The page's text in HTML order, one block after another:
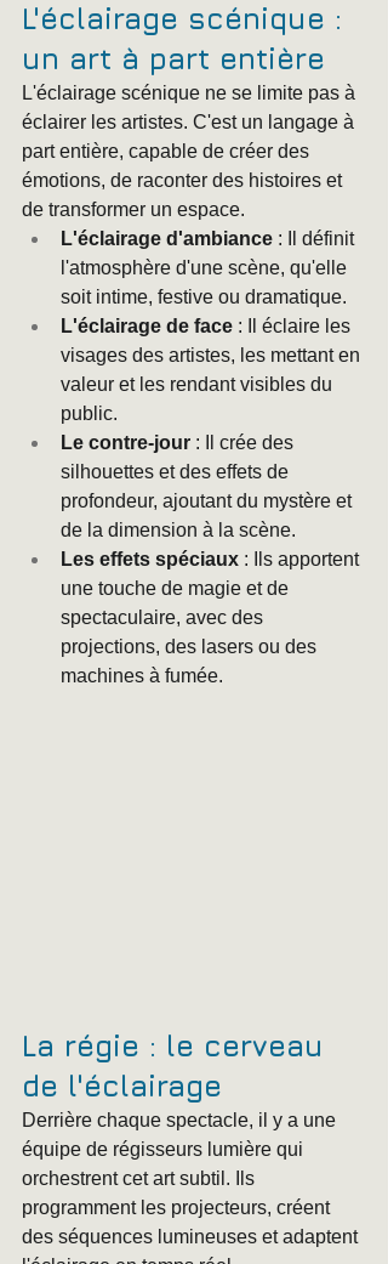
L'éclairage scénique :
un art à part entière
L'éclairage scénique ne se limite pas à
éclairer les artistes. C'est un langage à
part entière, capable de créer des
émotions, de raconter des histoires et
de transformer un espace.
L'éclairage d'ambiance : Il définit
l'atmosphère d'une scène, qu'elle
soit intime, festive ou dramatique.
L'éclairage de face : Il éclaire les
visages des artistes, les mettant en
valeur et les rendant visibles du
public.
Le contre-jour : Il crée des
silhouettes et des effets de
profondeur, ajoutant du mystère et
de la dimension à la scène.
Les effets spéciaux : Ils apportent
une touche de magie et de
spectaculaire, avec des
projections, des lasers ou des
machines à fumée.
La régie : le cerveau
de l'éclairage
Derrière chaque spectacle, il y a une
équipe de régisseurs lumière qui
orchestrent cet art subtil. Ils
programment les projecteurs, créent
des séquences lumineuses et adaptent